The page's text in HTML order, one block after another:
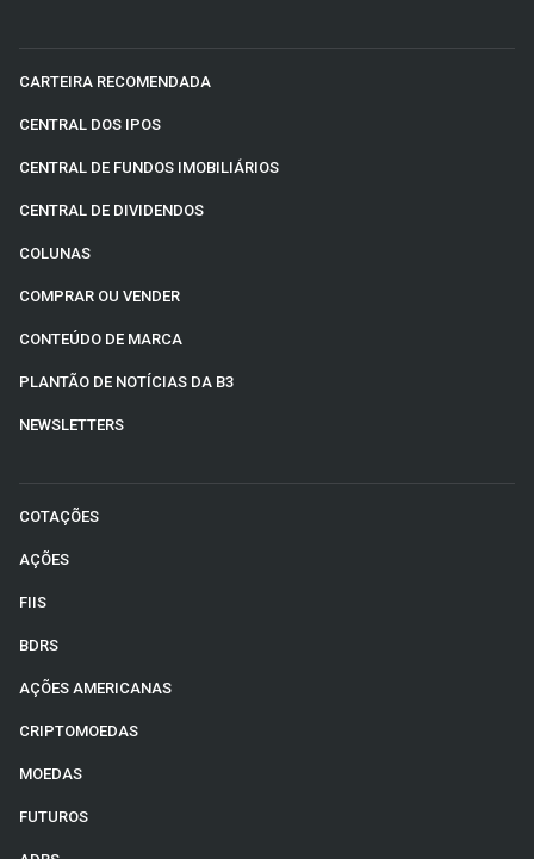
CARTEIRA RECOMENDADA
CENTRAL DOS IPOS
CENTRAL DE FUNDOS IMOBILIÁRIOS
CENTRAL DE DIVIDENDOS
COLUNAS
COMPRAR OU VENDER
CONTEÚDO DE MARCA
PLANTÃO DE NOTÍCIAS DA B3
NEWSLETTERS
COTAÇÕES
AÇÕES
FIIS
BDRS
AÇÕES AMERICANAS
CRIPTOMOEDAS
MOEDAS
FUTUROS